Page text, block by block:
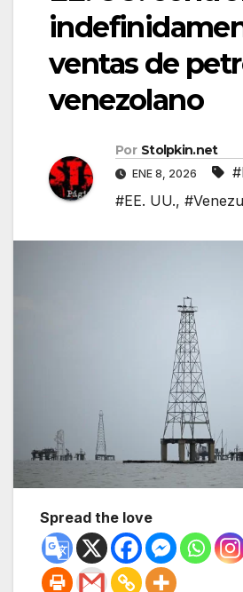
ventas de
venezolano
Por Stolpkin.net
ENE 8, 2026
#EE. UU.,
Spread the love